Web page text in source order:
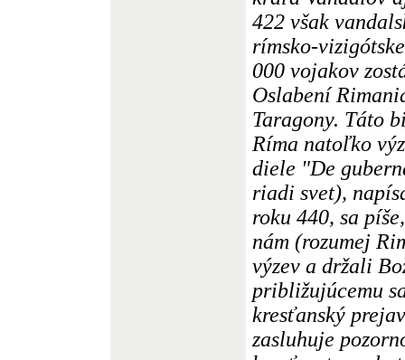
422 však
rímsko-
000 vojakov
Oslabení
Taragony. Táto
Ríma natoľko
diele "De
riadi svet),
roku 440, sa
nám (rozumej
výzev a držali
približujúcemu
kresťanský
zasluhuje